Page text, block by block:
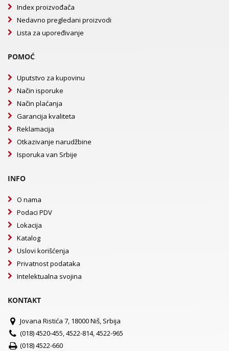
Index proizvođača
Nedavno pregledani proizvodi
Lista za upoređivanje
POMOĆ
Uputstvo za kupovinu
Način isporuke
Način plaćanja
Garancija kvaliteta
Reklamacija
Otkazivanje narudžbine
Isporuka van Srbije
INFO
O nama
Podaci PDV
Lokacija
Katalog
Uslovi korišćenja
Privatnost podataka
Intelektualna svojina
KONTAKT
Jovana Ristića 7, 18000 Niš, Srbija
(018) 4520-455, 4522-814, 4522-965
(018) 4522-660